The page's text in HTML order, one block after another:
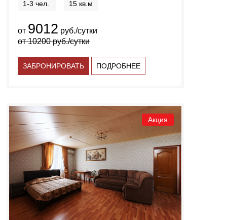
1-3 чел. 15 кв.м
от 9012 руб./сутки
от10200руб./сутки
ЗАБРОНИРОВАТЬ ПОДРОБНЕЕ
Акция